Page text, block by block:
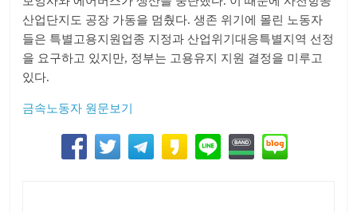
산업단지도 공장 가동을 멈췄다. 생존 위기에 몰린 노동자
들은 특별고용지원업종 지정과 산업위기대응특별지역 선정
을 요구하고 있지만, 정부는 고용유지 지원 결정을 미루고
있다.
금속노동자 원문보기